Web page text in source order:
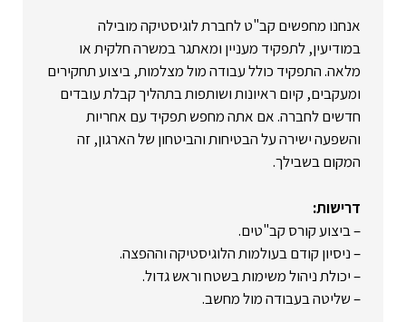
אנחנו מחפשים קב"ט לחברת לוגיסטיקה מובילה
במודיעין, לתפקיד מעניין ומאתגר במשרה חלקית או
מלאה. התפקיד כולל עבודה מול מצלמות, ביצוע תחקירים
ומעקבים, קיום ראיונות ושותפות בתהליך קבלת עובדים
חדשים לחברה. אם אתה מחפש תפקיד עם אחריות
והשפעה ישירה על הבטיחות והביטחון של הארגון, זה
המקום בשבילך.
דרישות:
– ביצוע קורס קב"טים.
– ניסיון קודם בעולמות הלוגיסטיקה וההפצה.
– יכולת ניהול משימות בשטח וראש גדול.
– שליטה בעבודה מול מחשב.